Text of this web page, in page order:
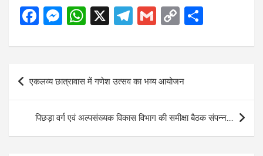
F
ce
o
o
k
M
se
g
er
W
at
s
A
p
p
X
T
e
a
m
G
ail
C
py
n
k
ar
Post
navigation
एकलव्य छात्रावास में गणेश उत्सव का भव्य आयोजन
पिछड़ा वर्ग एवं अल्पसंख्यक विकास विभाग की समीक्षा बैठक संपन्न….